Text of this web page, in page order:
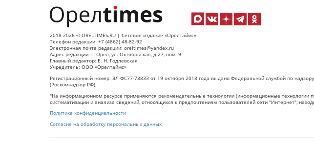
2018-2026 © ORELTIMES.RU | Сетевое издание «Орелтаймс»
Телефон редакции: +7 (4862) 48-82-92
Электронная почта редакции: oreltimes@yandex.ru
Адрес редакции: г. Орел, ул. Октябрьская, д.27, пом. 9
Главный редактор: Е. Н. Годлевская
Учредитель: ООО «Орелтаймс»
Регистрационный номер: ЭЛ ФС77-73833 от 19 октября 2018 года выдано Федеральной службой по
(Роскомнадзор РФ).
"На информационном ресурсе применяются рекомендательные технологии (информационные технологии
систематизации и анализа сведений, относящихся к предпочтениям пользователей сети "Интернет",
Политика конфиденциальности
Согласие на обработку персональных данных